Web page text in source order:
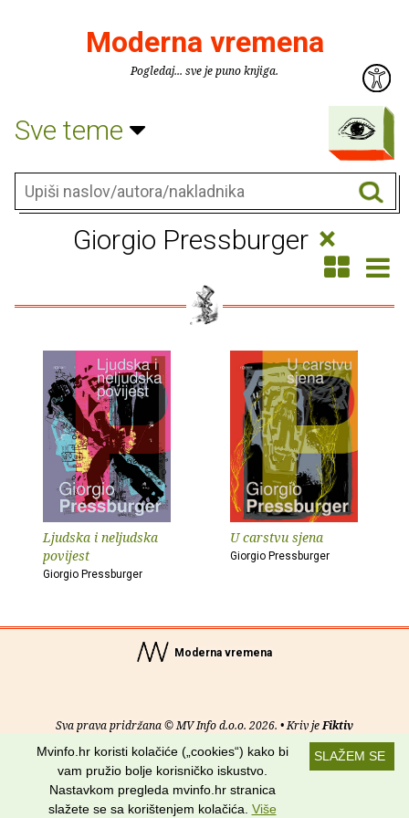
Moderna vremena
Pogledaj... sve je puno knjiga.
Sve teme
Giorgio Pressburger ×
Ljudska i neljudska
povijest
Giorgio Pressburger
U carstvu sjena
Giorgio Pressburger
Moderna vremena
Sva prava pridržana © MV Info d.o.o. 2026. • Kriv jeFiktiv
Uvjeti korištenja RSS kanali
Potraži nas na:
SLAŽEM SE
Mvinfo.hr koristi kolačiće („cookies“) kako bi
vam pružio bolje korisničko iskustvo.
Nastavkom pregleda mvinfo.hr stranica
slažete se sa korištenjem kolačića. Više